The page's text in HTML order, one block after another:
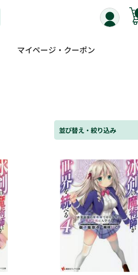
マイページ・クーポン
並び替え・絞り込み
並び替え
状況
帯